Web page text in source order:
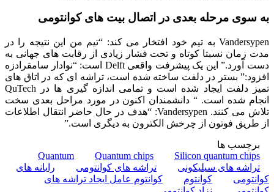
به سوی مرحله بعدی در اتصال بیت های کوانتومی
Vandersypen به تیم خود افتخار می کند: “تیم من این نتیجه را در
مدت زمان نسبتا کوتاه و تحت فشار زیادی از رقابت های جهانی به
دست آورد.”
این یک پیشرفت واقعی Delft است: “نوادار سامقرادزه
افزود:” بستر در دلفت ساخته شده است، تراشه ای که در اتاق های
تمیز دلفت ایجاد شده است و تمامی اندازه گیری ها در QuTech
انجام شده است. “دانشمندان اکنون در مورد مراحل بعدی سخت
تلاش می کنند.
Vandersypen: “هدف در حال حاضر انتقال اطلاعات
از طریق فوتون از چرخش الکترون به دیگری است.”
برچسب ها
Quantum
Quantum chips
Silicon quantum chips
تراشه های سیلیکونی
تراشه های کوانتومی
رایانه های
کوانتومی
کوانتوم
کوانتوم عامل ایجاد تراشه های